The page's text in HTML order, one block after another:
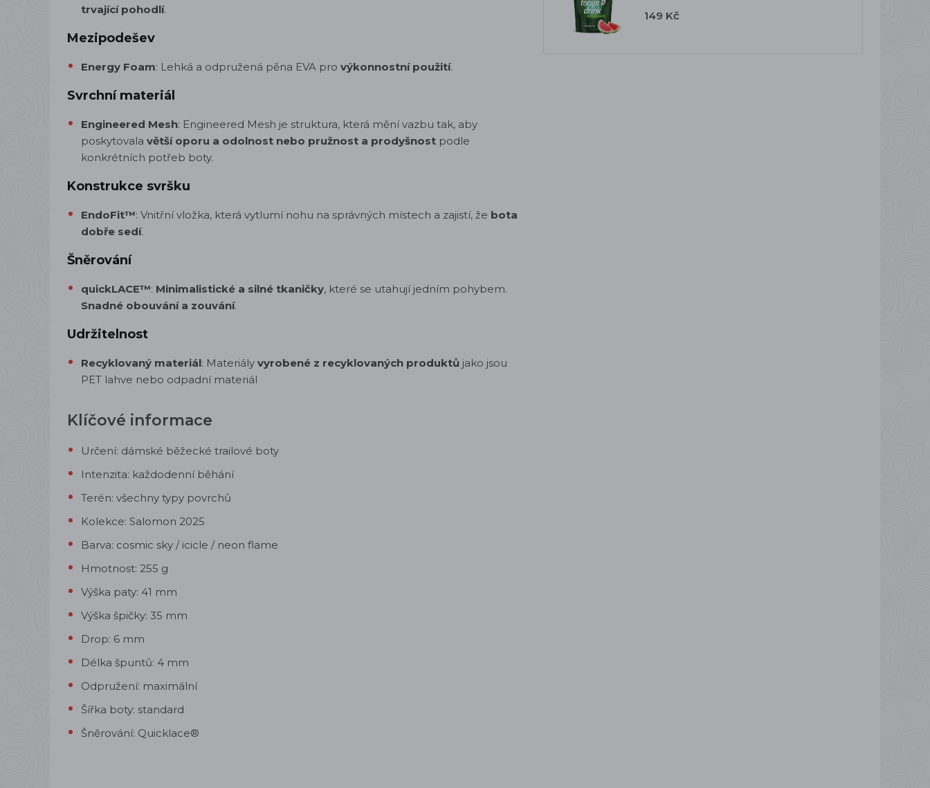
trvající pohodlí.
Mezipodešev
Energy Foam: Lehká a odpružená pěna EVA pro výkonnostní použití.
Svrchní materiál
Engineered Mesh: Engineered Mesh je struktura, která mění vazbu tak, aby
poskytovala větší oporu a odolnost nebo pružnost a prodyšnost podle
konkrétních potřeb boty.
Konstrukce svršku
EndoFit™: Vnitřní vložka, která vytlumí nohu na správných místech a zajistí, že bota
dobře sedí.
Šněrování
quickLACE™: Minimalistické a silné tkaničky, které se utahují jedním pohybem.
Snadné obouvání a zouvání.
Udržitelnost
Recyklovaný materiál: Materiály vyrobené z recyklovaných produktů jako jsou
PET lahve nebo odpadní materiál
Klíčové informace
Určení: dámské běžecké trailové boty
Intenzita: každodenní běhání
Terén: všechny typy povrchů
Kolekce: Salomon 2025
Barva: cosmic sky / icicle / neon flame
Hmotnost: 255 g
Výška paty: 41 mm
Výška špičky: 35 mm
Drop: 6 mm
Délka špuntů: 4 mm
Odpružení: maximální
Šířka boty: standard
Šněrování: Quicklace®
149 Kč